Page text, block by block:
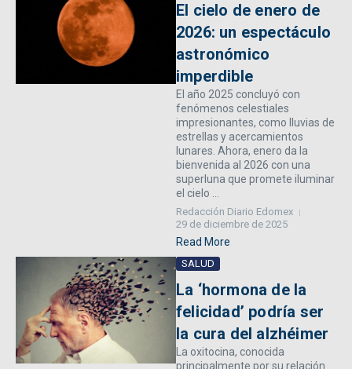
El cielo de enero de
2026: un espectáculo
astronómico
imperdible
El año 2025 concluyó con
fenómenos celestiales
impresionantes, como lluvias de
estrellas y acercamientos
lunares. Ahora, enero da la
bienvenida al 2026 con una
superluna que promete iluminar
el cielo ...
Redacción Diario Edomex
29 de diciembre de 2025
Read More
SALUD
La ‘hormona de la
felicidad’ podría ser
la cura del alzhéimer
La oxitocina, conocida
principalmente por su relación